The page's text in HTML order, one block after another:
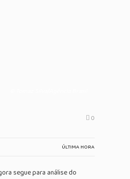
0
ÚLTIMA HORA
segue para análise do